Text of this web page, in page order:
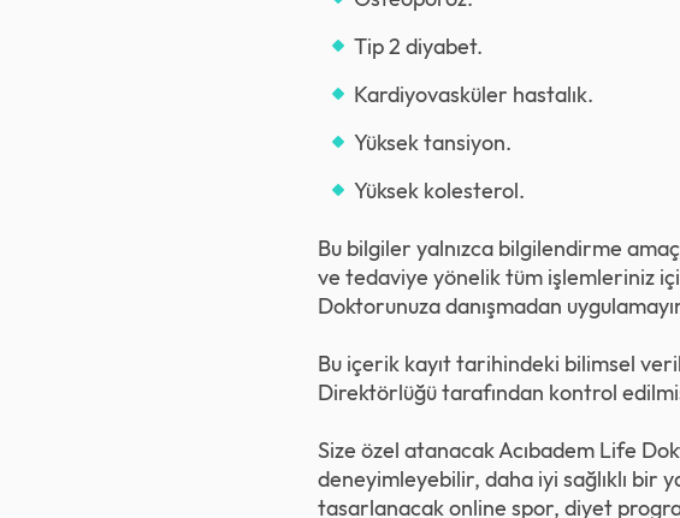
Tip 2 diyabet.
Kardiyovasküler hastalık.
Yüksek tansiyon.
Yüksek kolesterol.
Bu bilgiler yalnızca bilgilendirme
ve tedaviye yönelik tüm işlemleriniz
Doktorunuza danışmadan
Bu içerik kayıt tarihindeki bilimsel
Direktörlüğü tarafından kontrol
Size özel atanacak Acıbadem Life
deneyimleyebilir, daha iyi sağlıklı bir
tasarlanacak online spor, diyet